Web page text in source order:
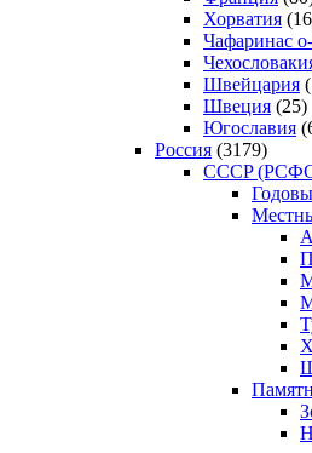
Хорватия
Чафаринас
Швейцария
Швеция (25)
Югославия
Россия (3179)
CCCP